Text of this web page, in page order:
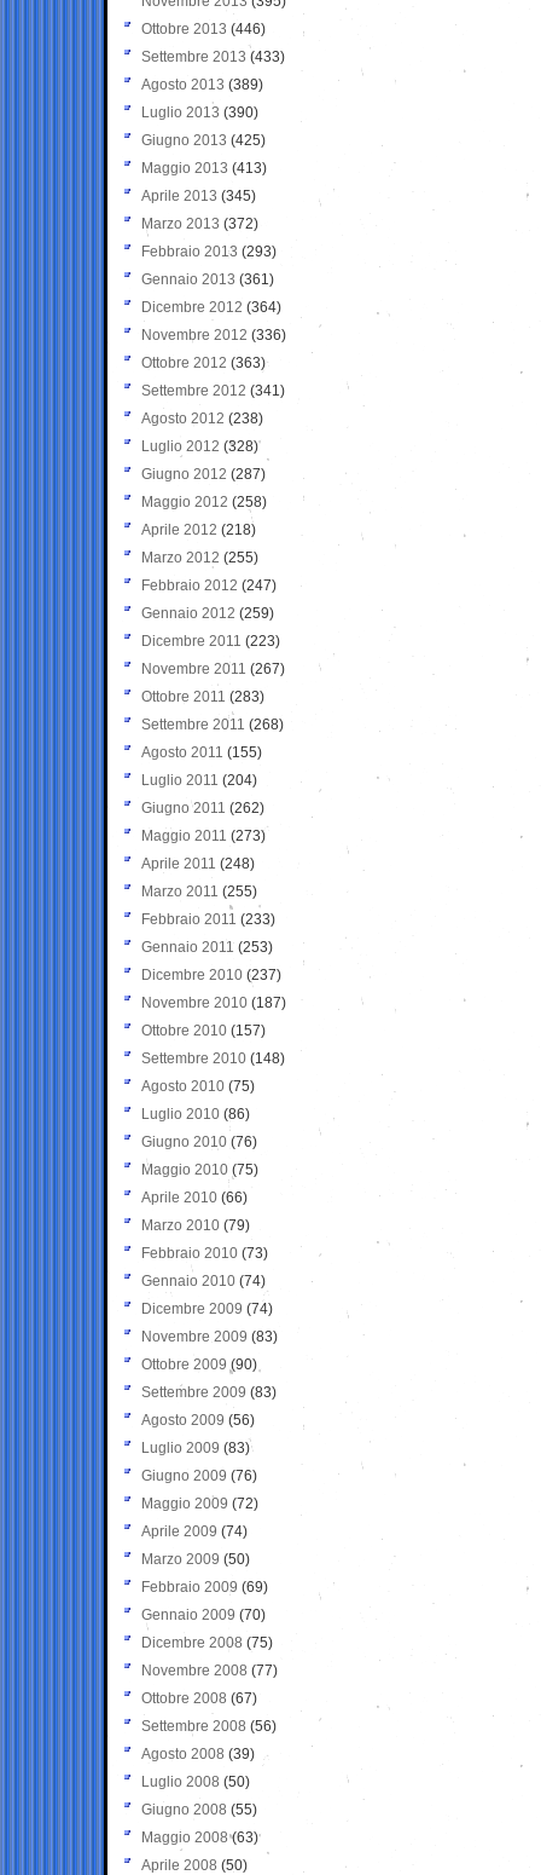
Ottobre 2013 (446)
Settembre 2013 (433)
Agosto 2013 (389)
Luglio 2013 (390)
Giugno 2013 (425)
Maggio 2013 (413)
Aprile 2013 (345)
Marzo 2013 (372)
Febbraio 2013 (293)
Gennaio 2013 (361)
Dicembre 2012 (364)
Novembre 2012 (336)
Ottobre 2012 (363)
Settembre 2012 (341)
Agosto 2012 (238)
Luglio 2012 (328)
Giugno 2012 (287)
Maggio 2012 (258)
Aprile 2012 (218)
Marzo 2012 (255)
Febbraio 2012 (247)
Gennaio 2012 (259)
Dicembre 2011 (223)
Novembre 2011 (267)
Ottobre 2011 (283)
Settembre 2011 (268)
Agosto 2011 (155)
Luglio 2011 (204)
Giugno 2011 (262)
Maggio 2011 (273)
Aprile 2011 (248)
Marzo 2011 (255)
Febbraio 2011 (233)
Gennaio 2011 (253)
Dicembre 2010 (237)
Novembre 2010 (187)
Ottobre 2010 (157)
Settembre 2010 (148)
Agosto 2010 (75)
Luglio 2010 (86)
Giugno 2010 (76)
Maggio 2010 (75)
Aprile 2010 (66)
Marzo 2010 (79)
Febbraio 2010 (73)
Gennaio 2010 (74)
Dicembre 2009 (74)
Novembre 2009 (83)
Ottobre 2009 (90)
Settembre 2009 (83)
Agosto 2009 (56)
Luglio 2009 (83)
Giugno 2009 (76)
Maggio 2009 (72)
Aprile 2009 (74)
Marzo 2009 (50)
Febbraio 2009 (69)
Gennaio 2009 (70)
Dicembre 2008 (75)
Novembre 2008 (77)
Ottobre 2008 (67)
Settembre 2008 (56)
Agosto 2008 (39)
Luglio 2008 (50)
Giugno 2008 (55)
Maggio 2008(63)
Aprile 2008 (50)